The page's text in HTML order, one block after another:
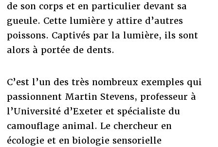
de son corps et en particulier devant sa
gueule. Cette lumière y attire d’autres
poissons. Captivés par la lumière, ils sont
alors à portée de dents.
C’est l’un des très nombreux exemples qui
passionnent Martin Stevens, professeur à
l’Université d’Exeter et spécialiste du
camouflage animal. Le chercheur en
écologie et en biologie sensorielle